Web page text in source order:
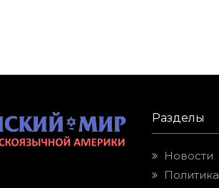
Разделы
Новости
Политика